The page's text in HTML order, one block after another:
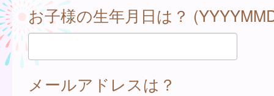
お子様の生年月日は？
メールアドレスは？